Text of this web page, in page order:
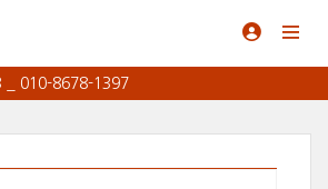
_ 010-8678-1397